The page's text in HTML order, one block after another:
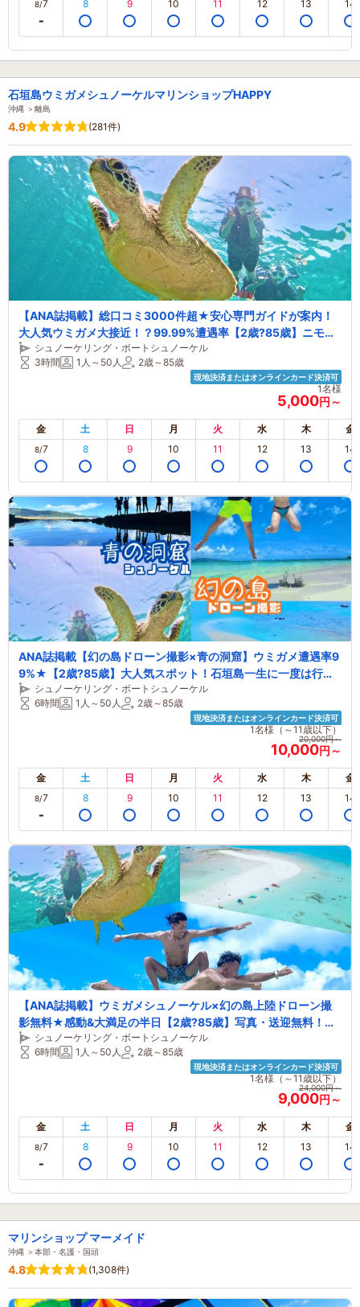
8/7 8 9 10 11 12 13 14
石垣島ウミガメシュノーケルマリンショップHAPPY
沖縄 ＞離島
4.9 (281件)
【ANA誌掲載】総口コミ3000件超★安心専門ガイドが案内！
大人気ウミガメ大接近！？99.99%遭遇率【2歳?85歳】ニモや
熱帯魚に会える！当日予約OK・無料多数【石垣島・シュノーケ
ル】
シュノーケリング・ボートシュノーケル
3時間
1人～50人 2歳～85歳
現地決済またはオンラインカード決済可
1名様
5,000円～
金 土 日 月 火 水 木 金
8/7 8 9 10 11 12 13 14
ANA誌掲載【幻の島ドローン撮影×青の洞窟】ウミガメ遭遇率9
9%★【2歳?85歳】大人気スポット！石垣島一生に一度は行き
たい★送迎・写真無料【石垣島・シュノーケル】
シュノーケリング・ボートシュノーケル
6時間
1人～50人 2歳～85歳
現地決済またはオンラインカード決済可
1名様（～11歳以下）
20,000円～
10,000円～
金 土 日 月 火 水 木 金
8/7 8 9 10 11 12 13 14
【ANA誌掲載】ウミガメシュノーケル×幻の島上陸ドローン撮
影無料★感動&大満足の半日【2歳?85歳】写真・送迎無料！温
水シャワー＆駐車場完備【石垣島・シュノーケル】
シュノーケリング・ボートシュノーケル
6時間
1人～50人 2歳～85歳
現地決済またはオンラインカード決済可
1名様（～11歳以下）
24,000円～
9,000円～
金 土 日 月 火 水 木 金
8/7 8 9 10 11 12 13 14
マリンショップ マーメイド
沖縄 ＞本部・名護・国頭
4.8 (1,308件)